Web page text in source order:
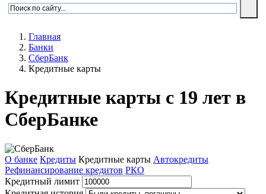
Главная
Банки
СберБанк
Кредитные карты
Кредитные карты с 19 лет в
СберБанке
О банке Кредиты Кредитные карты Автокредиты
Рефинансирование кредитов РКО
Кредитный лимит